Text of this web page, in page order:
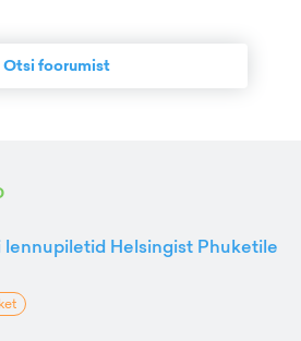
Otsi foorumist
lennupiletid Helsingist Phuketile